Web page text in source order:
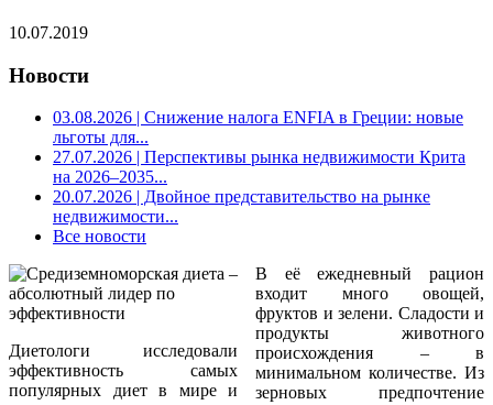
10.07.2019
Новости
03.08.2026 | Снижение налога ENFIA в Греции: новые
льготы для...
27.07.2026 | Перспективы рынка недвижимости Крита
на 2026–2035...
20.07.2026 | Двойное представительство на рынке
недвижимости...
Все новости
Диетологи исследовали
эффективность самых
популярных диет в мире и
В её ежедневный рацион
входит много овощей,
фруктов и зелени. Сладости и
продукты животного
происхождения – в
минимальном количестве. Из
зерновых предпочтение